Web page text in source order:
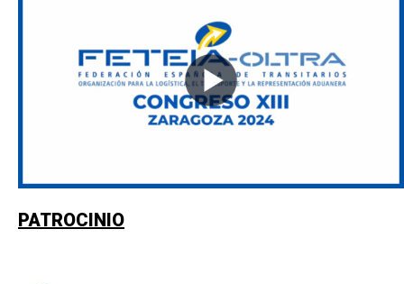
PATROCINIO